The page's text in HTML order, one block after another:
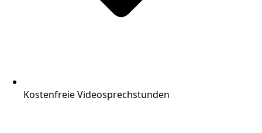
Kostenfreie Videosprechstunden